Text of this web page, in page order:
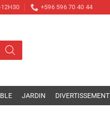
12H30 +596 596 70 40 44
JARDIN DIVERTISSEMENT